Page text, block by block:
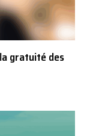
gratuité des